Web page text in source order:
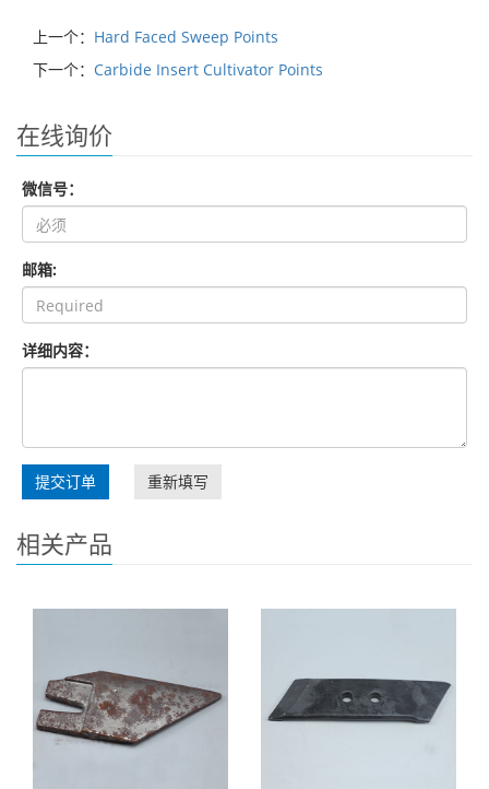
上一个： Hard Faced Sweep Points
下一个： Carbide Insert Cultivator Points
在线询价
微信号：
邮箱:
详细内容：
提交订单 重新填写
相关产品